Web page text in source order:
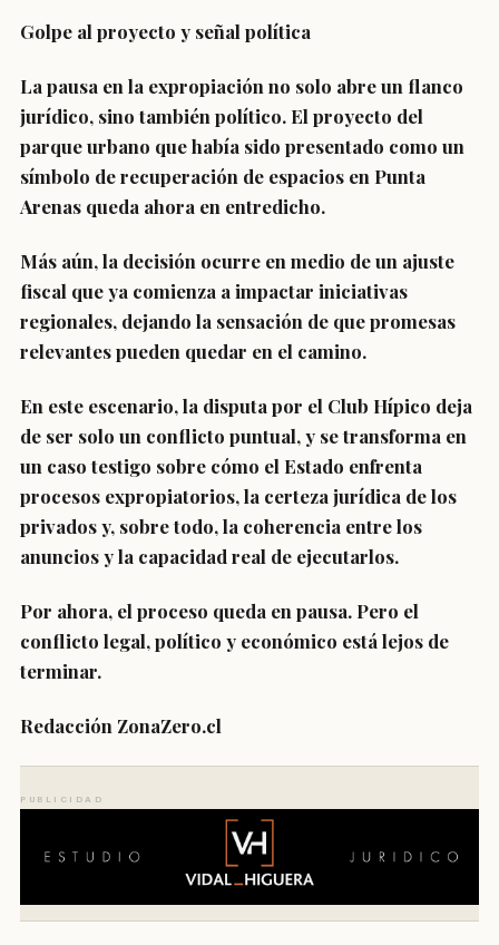
Golpe al proyecto y señal política
La pausa en la expropiación no solo abre un flanco
jurídico, sino también político. El proyecto del
parque urbano que había sido presentado como un
símbolo de recuperación de espacios en Punta
Arenas queda ahora en entredicho.
Más aún, la decisión ocurre en medio de un ajuste
fiscal que ya comienza a impactar iniciativas
regionales, dejando la sensación de que promesas
relevantes pueden quedar en el camino.
En este escenario, la disputa por el Club Hípico deja
de ser solo un conflicto puntual, y se transforma en
un caso testigo sobre cómo el Estado enfrenta
procesos expropiatorios, la certeza jurídica de los
privados y, sobre todo, la coherencia entre los
anuncios y la capacidad real de ejecutarlos.
Por ahora, el proceso queda en pausa. Pero el
conflicto legal, político y económico está lejos de
terminar.
Redacción ZonaZero.cl
PUBLICIDAD